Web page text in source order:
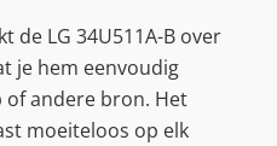
de LG 34U511A-B over
je hem eenvoudig
of andere bron. Het
moeiteloos op elk